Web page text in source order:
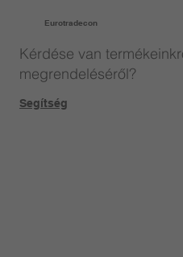
Eurotradecon
Kérdése van
megrendeléséről?
Segítség